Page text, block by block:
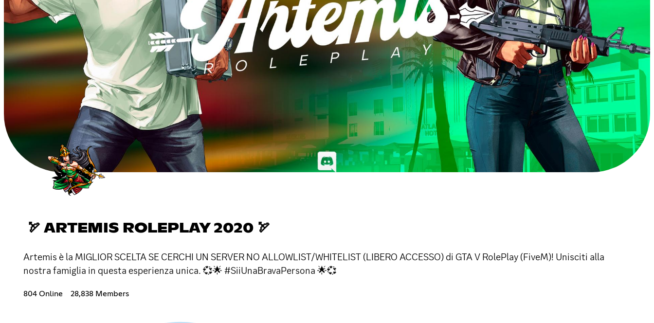
🏹 ARTEMIS ROLEPLAY 2020 🏹
Artemis è la MIGLIOR SCELTA SE CERCHI UN SERVER NO ALLOWLIST/WHITELIST (LIBERO ACCESSO) di GTA V RolePlay (FiveM)! Unisciti alla
nostra famiglia in questa esperienza unica. 💞🌟 #SiiUnaBravaPersona 🌟💞
804 Online 28,838 Members